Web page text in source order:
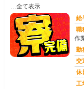
…全て表示
給
職
作
勤
交
休
工